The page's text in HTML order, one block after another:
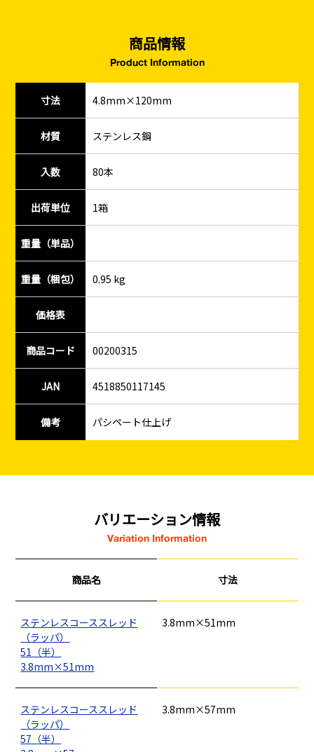
商品情報
Product Information
寸法 4.8mm×120mm
材質 ステンレス鋼
入数 80本
出荷単位 1箱
重量（単品）
重量（梱包） 0.95 kg
価格表
商品コード 00200315
JAN 4518850117145
備考 パシペート仕上げ
バリエーション情報
Variation Information
商品名 寸法
ステンレスコーススレッド
（ラッパ）
51（半）
3.8mm×51mm
3.8mm×51mm
ステンレスコーススレッド
（ラッパ）
57（半）
3.8mm×57mm